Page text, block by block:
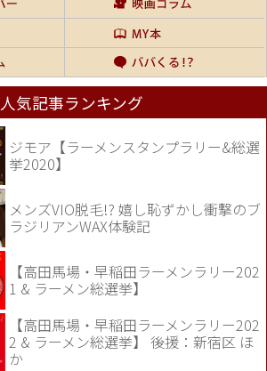
人気記事ランキング
ジモア【ラーメンスタンプラリー&総選
挙2020】
メンズVIO脱毛!? 嬉し恥ずかし衝撃のブ
ラジリアンWAX体験記
【高田馬場・早稲田ラーメンラリー202
1 & ラーメン総選挙】
【高田馬場・早稲田ラーメンラリー202
2 & ラーメン総選挙】 後援：新宿区 ほ
か